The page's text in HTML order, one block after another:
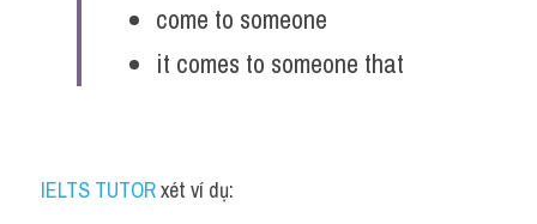
come to someone
it comes to someone that
IELTS TUTOR xét ví dụ: